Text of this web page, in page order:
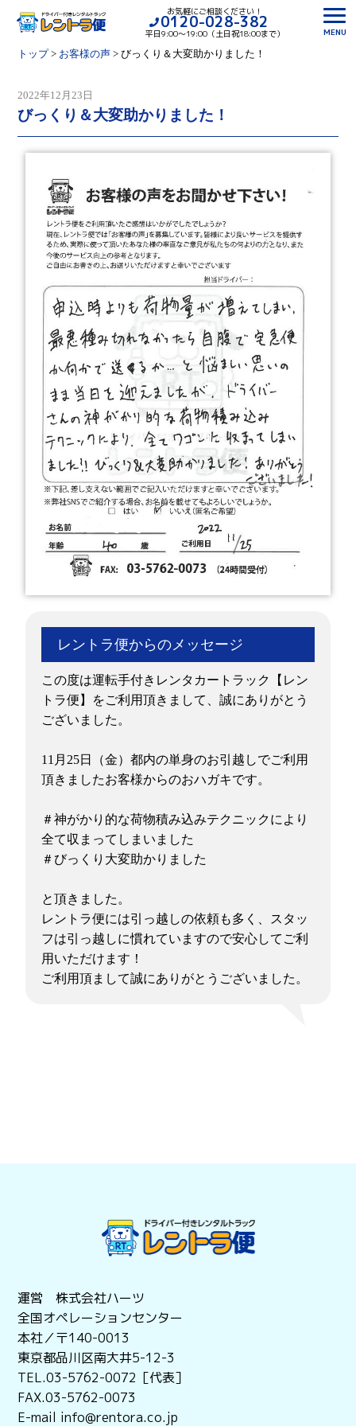
お気軽にご相談ください！
0120-028-382
平日9:00〜19:00（土日祝18:00まで）
MENU
トップ> お客様の声> びっくり＆大変助かりました！
2022年12月23日
びっくり＆大変助かりました！
レントラ便からのメッセージ
この度は運転手付きレンタカートラック【レン
トラ便】をご利用頂きまして、誠にありがとう
ございました。
11月25日（金）都内の単身のお引越しでご利用
頂きましたお客様からのおハガキです。
＃神がかり的な荷物積み込みテクニックにより
全て収まってしまいました
＃びっくり大変助かりました
と頂きました。
レントラ便には引っ越しの依頼も多く、スタッ
フは引っ越しに慣れていますので安心してご利
用いただけます！
ご利用頂まして誠にありがとうございました。
運営 株式会社ハーツ
全国オペレーションセンター
本社／〒140-0013
東京都品川区南大井5-12-3
TEL.03-5762-0072［代表］
FAX.03-5762-0073
E-mail info@rentora.co.jp